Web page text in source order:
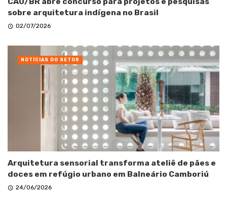
sobre arquitetura indígena no Brasil
02/07/2026
Arquitetura sensorial transforma ateliê de pães e
doces em refúgio urbano em Balneário Camboriú
24/06/2026
NOTÍCIAS DO SETOR